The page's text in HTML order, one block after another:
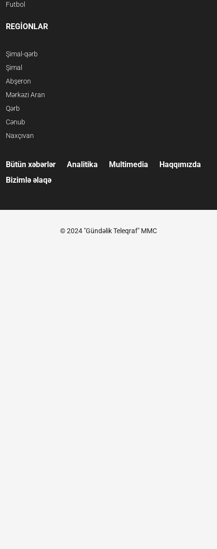
Futbol
REGİONLAR
Şimal-qərb
Şimal
Abşeron
Mərkəzi Aran
Qərb
Cənub
Naxçıvan
Bütün xəbərlər Analitika Multimedia
Haqqımızda
Bizimlə əlaqə
© 2024 "Gündəlik Teleqraf" MMC